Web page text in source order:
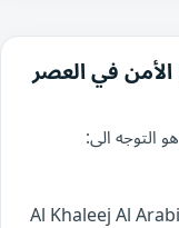
في العصر
التوجه الى:
Al Khaleej Al